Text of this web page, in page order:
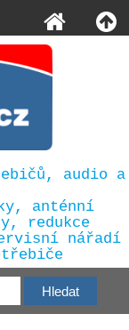
audio a
anténní
redukce
nářadí